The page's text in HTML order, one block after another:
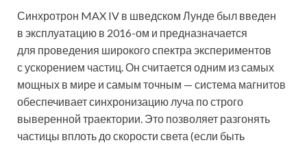
Синхротрон MAX IV в шведском Лунде был введен
в эксплуатацию в 2016-ом и предназначается
для проведения широкого спектра экспериментов
с ускорением частиц. Он считается одним из самых
мощных в мире и самым точным — система магнитов
обеспечивает синхронизацию луча по строго
выверенной траектории. Это позволяет разгонять
частицы вплоть до скорости света (если быть